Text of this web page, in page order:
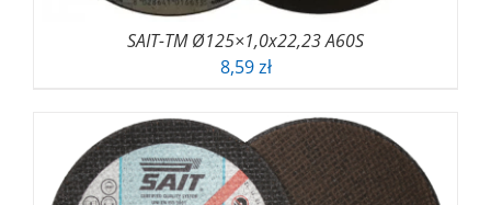
SAIT-TM Ø125×1,0x22,23 A60S
8,59zł